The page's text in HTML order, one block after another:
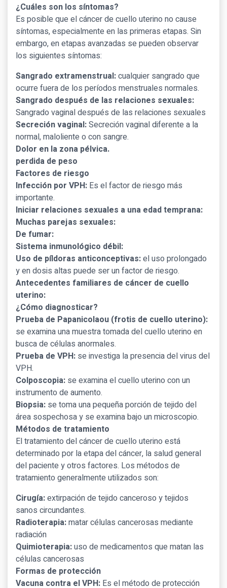
¿Cuáles son los síntomas?
Es posible que el cáncer de cuello uterino no cause
síntomas, especialmente en las primeras etapas. Sin
embargo, en etapas avanzadas se pueden observar
los siguientes síntomas:
Sangrado extramenstrual:cualquier sangrado que
ocurre fuera de los períodos menstruales normales.
Sangrado después de las relaciones sexuales:
Sangrado vaginal después de las relaciones sexuales
Secreción vaginal:Secreción vaginal diferente a la
normal, maloliente o con sangre.
Dolor en la zona pélvica.
perdida de peso
Factores de riesgo
Infección por VPH: Es el factor de riesgo más
importante.
Iniciar relaciones sexuales a una edad temprana:
Muchas parejas sexuales:
De fumar:
Sistema inmunológico débil:
Uso de píldoras anticonceptivas:el uso prolongado
y en dosis altas puede ser un factor de riesgo.
Antecedentes familiares de cáncer de cuello
uterino:
¿Cómo diagnosticar?
Prueba de Papanicolaou (frotis de cuello uterino):
se examina una muestra tomada del cuello uterino en
busca de células anormales.
Prueba de VPH: se investiga la presencia del virus del
VPH.
Colposcopia: se examina el cuello uterino con un
instrumento de aumento.
Biopsia: se toma una pequeña porción de tejido del
área sospechosa y se examina bajo un microscopio.
Métodos de tratamiento
El tratamiento del cáncer de cuello uterino está
determinado por la etapa del cáncer, la salud general
del paciente y otros factores. Los métodos de
tratamiento generalmente utilizados son:
Cirugía:extirpación de tejido canceroso y tejidos
sanos circundantes.
Radioterapia:matar células cancerosas mediante
radiación
Quimioterapia:uso de medicamentos que matan las
células cancerosas
Formas de protección
Vacuna contra el VPH: Es el método de protección